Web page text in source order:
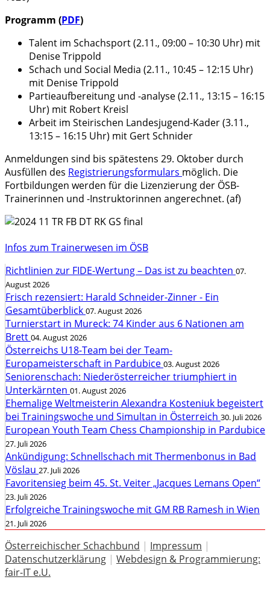
Programm (PDF)
Talent im Schachsport (2.11., 09:00 – 10:30 Uhr) mit
Denise Trippold
Schach und Social Media (2.11., 10:45 – 12:15 Uhr)
mit Denise Trippold
Partieaufbereitung und -analyse (2.11., 13:15 – 16:15
Uhr) mit Robert Kreisl
Arbeit im Steirischen Landesjugend-Kader (3.11.,
13:15 – 16:15 Uhr) mit Gert Schnider
Anmeldungen sind bis spätestens 29. Oktober durch
Ausfüllen des Registrierungsformulars möglich. Die
Fortbildungen werden für die Lizenzierung der ÖSB-
Trainerinnen und -Instruktorinnen angerechnet. (af)
Infos zum Trainerwesen im ÖSB
Richtlinien zur FIDE-Wertung – Das ist zu beachten 07.
August 2026
Frisch rezensiert: Harald Schneider-Zinner - Ein
Gesamtüberblick 07. August 2026
Turnierstart in Mureck: 74 Kinder aus 6 Nationen am
Brett 04. August 2026
Österreichs U18-Team bei der Team-
Europameisterschaft in Pardubice 03. August 2026
Seniorenschach: Niederösterreicher triumphiert in
Unterkärnten 01. August 2026
Ehemalige Weltmeisterin Alexandra Kosteniuk begeistert
bei Trainingswoche und Simultan in Österreich 30. Juli 2026
European Youth Team Chess Championship in Pardubice
27. Juli 2026
Ankündigung: Schnellschach mit Thermenbonus in Bad
Vöslau 27. Juli 2026
Favoritensieg beim 45. St. Veiter „Jacques Lemans Open“
23. Juli 2026
Erfolgreiche Trainingswoche mit GM RB Ramesh in Wien
21. Juli 2026
Österreichischer Schachbund | Impressum |
Datenschutzerklärung | Webdesign & Programmierung:
fair-IT e.U.